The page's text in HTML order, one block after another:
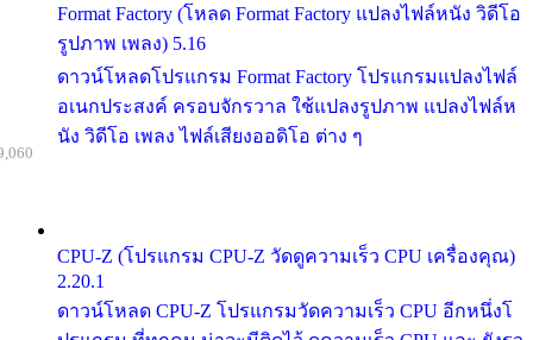
Format Factory (โหลด Format Factory แปลงไฟล์หนัง วิดีโอ
รูปภาพ เพลง) 5.16
ดาวน์โหลดโปรแกรม Format Factory โปรแกรมแปลงไฟล์
อเนกประสงค์ ครอบจักรวาล ใช้แปลงรูปภาพ แปลงไฟล์ห
นัง วิดีโอ เพลง ไฟล์เสียงออดิโอ ต่าง ๆ
CPU-Z (โปรแกรม CPU-Z วัดดูความเร็ว CPU เครื่องคุณ)
2.20.1
ดาวน์โหลด CPU-Z โปรแกรมวัดความเร็ว CPU อีกหนึ่งโ